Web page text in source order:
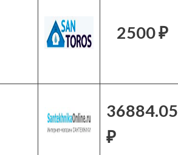
2500 ₽
36884.05
₽